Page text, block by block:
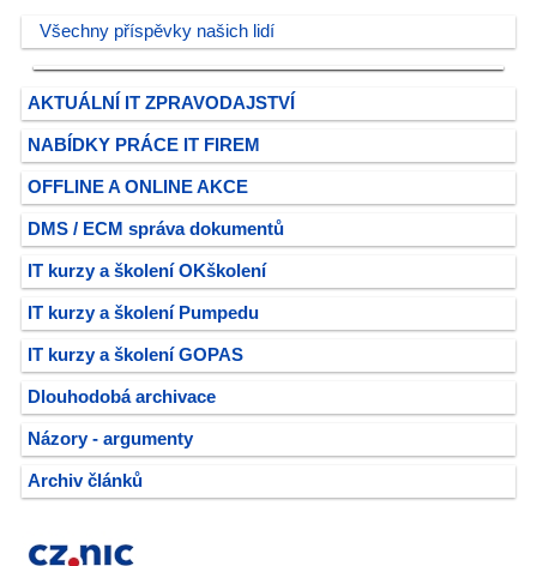
Všechny příspěvky našich lidí
AKTUÁLNÍ IT ZPRAVODAJSTVÍ
NABÍDKY PRÁCE IT FIREM
OFFLINE A ONLINE AKCE
DMS / ECM správa dokumentů
IT kurzy a školení OKškolení
IT kurzy a školení Pumpedu
IT kurzy a školení GOPAS
Dlouhodobá archivace
Názory - argumenty
Archiv článků